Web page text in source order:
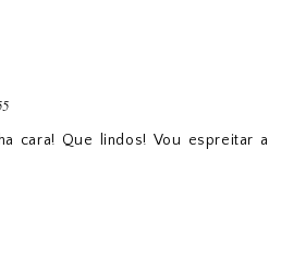
cara! Que lindos! Vou espreitar a